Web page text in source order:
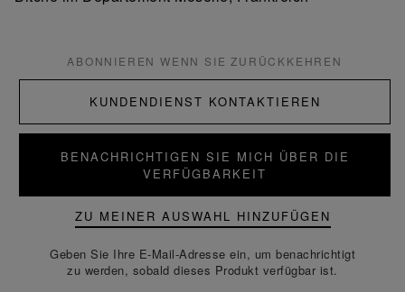
ABONNIEREN WENN SIE ZURÜCKKEHREN
KUNDENDIENST KONTAKTIEREN
BENACHRICHTIGEN SIE MICH ÜBER DIE
VERFÜGBARKEIT
ZU MEINER AUSWAHL HINZUFÜGEN
Geben Sie Ihre E-Mail-Adresse ein, um benachrichtigt
zu werden, sobald dieses Produkt verfügbar ist.